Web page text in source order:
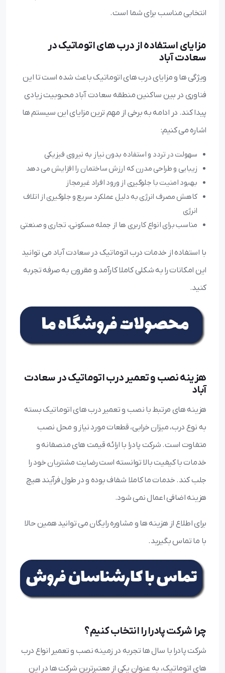
انتخابی مناسب برای شما است.
مزایای استفاده از درب های اتوماتیک در
سعادت آباد
ویژگی ها و مزایای درب های اتوماتیک باعث شده است تا این
فناوری در بین ساکنین منطقه سعادت آباد محبوبیت زیادی
پیدا کند. در ادامه به برخی از مهم ترین مزایای این سیستم ها
اشاره می کنیم:
سهولت در تردد و استفاده بدون نیاز به نیروی فیزیکی
زیبایی و طراحی مدرن که ارزش ساختمان را افزایش می دهد
بهبود امنیت با جلوگیری از ورود افراد غیرمجاز
کاهش مصرف انرژی به دلیل عملکرد سریع و جلوگیری از اتلاف
انرژی
مناسب برای انواع کاربری ها از جمله مسکونی، تجاری و صنعتی
با استفاده از خدمات درب اتوماتیک در سعادت آباد می توانید
این امکانات را به شکلی کاملا کارآمد و مقرون به صرفه تجربه
کنید.
هزینه نصب و تعمیر درب اتوماتیک در سعادت
آباد
هزینه های مرتبط با نصب و تعمیر درب های اتوماتیک بسته
به نوع درب، میزان خرابی، قطعات مورد نیاز و محل نصب
متفاوت است. شرکت پادرا با ارائه قیمت های منصفانه و
خدمات با کیفیت بالا توانسته است رضایت مشتریان خود را
جلب کند. خدمات ما کاملا شفاف بوده و در طول فرآیند هیچ
هزینه اضافی اعمال نمی شود.
برای اطلاع از هزینه ها و مشاوره رایگان می توانید همین حالا
با ما تماس بگیرید.
چرا شرکت پادرا را انتخاب کنیم؟
شرکت پادرا با سال ها تجربه در زمینه نصب و تعمیر انواع درب
های اتوماتیک، به عنوان یکی از معتبرترین شرکت ها در این